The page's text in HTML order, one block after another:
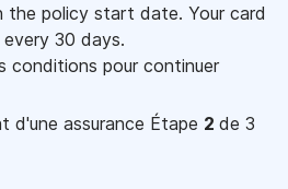
the policy start date. Your card
every 30 days.
conditions pour continuer
d'une assurance Étape 2 de 3